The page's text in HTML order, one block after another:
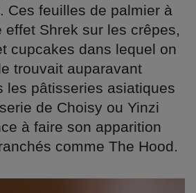
Ces feuilles de palmier à
effet Shrek sur les crêpes,
cupcakes dans lequel on
trouvait auparavant
les pâtisseries asiatiques
de Choisy ou Yinzi
à faire son apparition
comme The Hood.